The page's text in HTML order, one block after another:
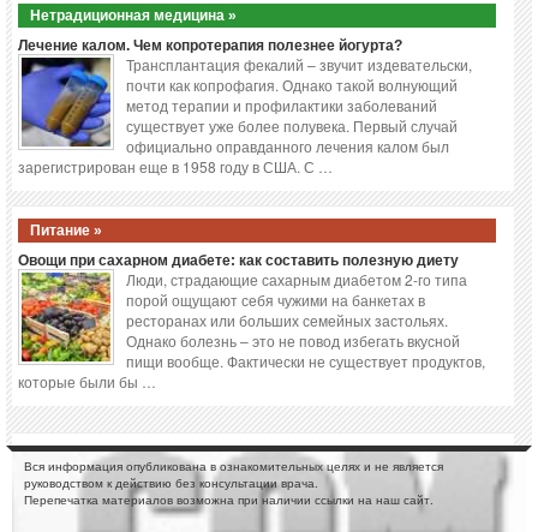
Нетрадиционная медицина »
Лечение калом. Чем копротерапия полезнее йогурта?
Трансплантация фекалий – звучит издевательски,
почти как копрофагия. Однако такой волнующий
метод терапии и профилактики заболеваний
существует уже более полувека. Первый случай
официально оправданного лечения калом был
зарегистрирован еще в 1958 году в США. С …
Питание »
Овощи при сахарном диабете: как составить полезную диету
Люди, страдающие сахарным диабетом 2-го типа
порой ощущают себя чужими на банкетах в
ресторанах или больших семейных застольях.
Однако болезнь – это не повод избегать вкусной
пищи вообще. Фактически не существует продуктов,
которые были бы …
Вся информация опубликована в ознакомительных целях и не является
руководством к действию без консультации врача.
Перепечатка материалов возможна при наличии ссылки на наш сайт.